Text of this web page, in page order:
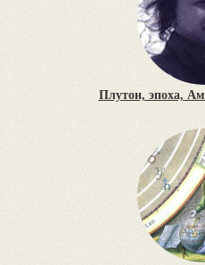
Плутон, эпоха,